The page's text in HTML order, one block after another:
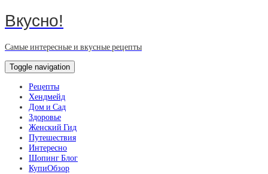
Вкусно!
Самые интересные и вкусные рецепты
Toggle navigation
Рецепты
Хендмейд
Дом и Сад
Здоровье
Женский Гид
Путешествия
Интересно
Шопинг Блог
КупиОбзор